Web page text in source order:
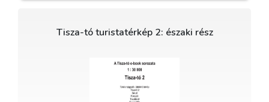
Tisza-tó turistatérkép 2: északi rész